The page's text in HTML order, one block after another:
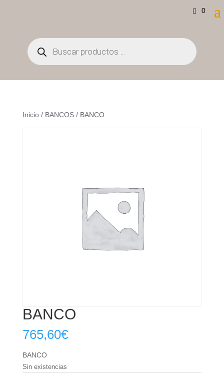
0
Búsqueda
de
productos
Inicio/ BANCOS/ BANCO
BANCO
765,60€
BANCO
Sin existencias